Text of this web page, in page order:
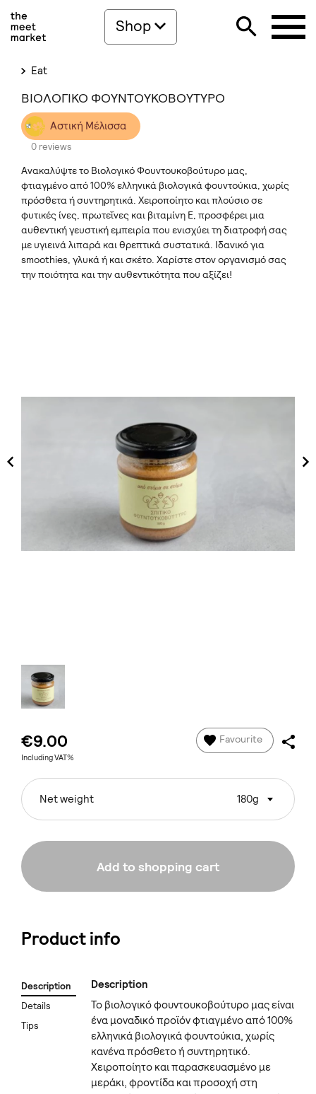
Shop
Eat
ΒΙΟΛΟΓΙΚΟ ΦΟΥΝΤΟΥΚΟΒΟΥΤΥΡΟ
Αστική Μέλισσα
0 reviews
Ανακαλύψτε το Βιολογικό Φουντουκοβούτυρο μας,
φτιαγμένο από 100% ελληνικά βιολογικά φουντούκια, χωρίς
πρόσθετα ή συντηρητικά. Χειροποίητο και πλούσιο σε
φυτικές ίνες, πρωτεΐνες και βιταμίνη Ε, προσφέρει μια
αυθεντική γευστική εμπειρία που ενισχύει τη διατροφή σας
με υγιεινά λιπαρά και θρεπτικά συστατικά. Ιδανικό για
smoothies, γλυκά ή και σκέτο. Χαρίστε στον οργανισμό σας
την ποιότητα και την αυθεντικότητα που αξίζει!
€9.00
Including VAT%
Favourite
Net weight 180g
Add to shopping cart
Product info
Description
Details
Tips
Description
Το βιολογικό φουντουκοβούτυρο μας είναι
ένα μοναδικό προϊόν φτιαγμένο από 100%
ελληνικά βιολογικά φουντούκια, χωρίς
κανένα πρόσθετο ή συντηρητικό.
Χειροποίητο και παρασκευασμένο με
μεράκι, φροντίδα και προσοχή στη